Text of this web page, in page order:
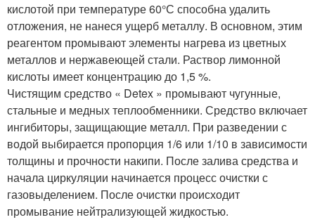
кислотой при температуре 60°С способна удалить
отложения, не нанеся ущерб металлу. В основном, этим
реагентом промывают элементы нагрева из цветных
металлов и нержавеющей стали. Раствор лимонной
кислоты имеет концентрацию до 1,5 %.
Чистящим средство « Detex » промывают чугунные,
стальные и медных теплообменники. Средство включает
ингибиторы, защищающие металл. При разведении с
водой выбирается пропорция 1/6 или 1/10 в зависимости
толщины и прочности накипи. После залива средства и
начала циркуляции начинается процесс очистки с
газовыделением. После очистки происходит
промывание нейтрализующей жидкостью.